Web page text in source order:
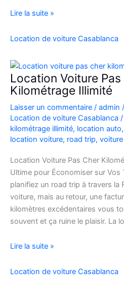
location
voiture
au
Maroc
pour
explorer
l’Atlas
et
le
Lire la suite »
Location de voiture Casablanca
Location Voiture Pas
Kilométrage Illimité
Laisser un commentaire / admin /
Location de voiture Casablanca /
kilométrage illimité, location auto,
location voiture, road trip,
Location Voiture Pas Cher
Ultime pour Économiser sur Vos
planifiez un road trip à travers la
voiture, mais au retour, une
kilomètres excédentaires vous
souvent et ça ruine le plaisir. La
Location
Pas
Lire la suite »
Location de voiture Casablanca